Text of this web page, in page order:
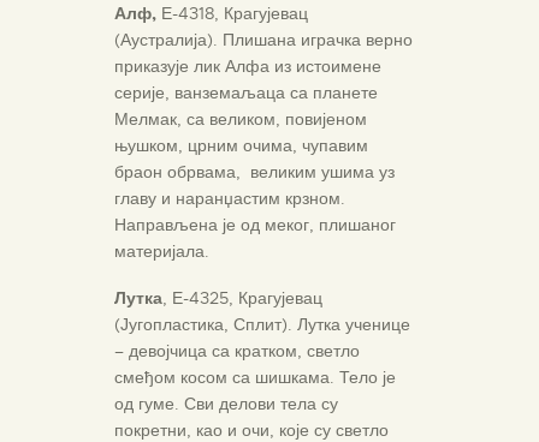
Алф, Е-4318, Крагујевац
(Аустралија). Плишана играчка верно
приказује лик Алфа из истоимене
серије, ванземаљаца са планете
Мелмак, са великом, повијеном
њушком, црним очима, чупавим
браон обрвама, великим ушима уз
главу и наранџастим крзном.
Направљена је од меког, плишаног
материјала.
Лутка , Е-4325, Крагујевац
(Југопластика, Сплит). Лутка ученице
– девојчица са кратком, светло
смеђом косом са шишкама. Тело је
од гуме. Сви делови тела су
покретни, као и очи, које су светло